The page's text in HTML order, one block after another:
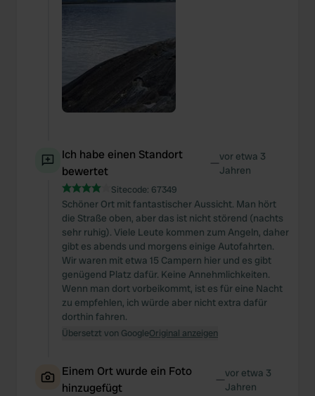
Ich habe einen Standort
bewertet
—vor etwa 3
Jahren
Sitecode: 67349
Schöner Ort mit fantastischer Aussicht. Man hört
die Straße oben, aber das ist nicht störend (nachts
sehr ruhig). Viele Leute kommen zum Angeln, daher
gibt es abends und morgens einige Autofahrten.
Wir waren mit etwa 15 Campern hier und es gibt
genügend Platz dafür. Keine Annehmlichkeiten.
Wenn man dort vorbeikommt, ist es für eine Nacht
zu empfehlen, ich würde aber nicht extra dafür
dorthin fahren.
Übersetzt von GoogleOriginal anzeigen
Einem Ort wurde ein Foto
hinzugefügt
—vor etwa 3
Jahren